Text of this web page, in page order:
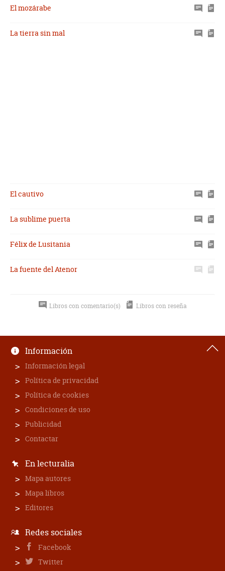
El mozárabe
La tierra sin mal
El cautivo
La sublime puerta
Félix de Lusitania
La fuente del Atenor
Libros con comentario(s) Libros con reseña
Información
Información legal
Política de privacidad
Política de cookies
Condiciones de uso
Publicidad
Contactar
En lecturalia
Mapa autores
Mapa libros
Editores
Redes sociales
Facebook
Twitter